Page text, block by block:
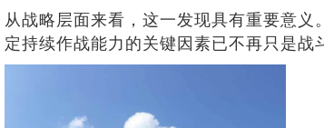
从战略层面来看，这一发现具有重要意
定持续作战能力的关键因素已不再只是战